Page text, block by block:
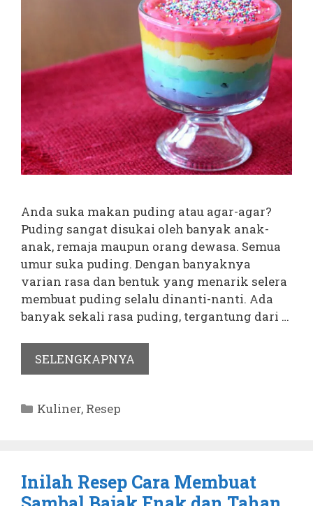
Anda suka makan puding atau agar-agar?
Puding sangat disukai oleh banyak anak-
anak, remaja maupun orang dewasa. Semua
umur suka puding. Dengan banyaknya
varian rasa dan bentuk yang menarik selera
membuat puding selalu dinanti-nanti. Ada
banyak sekali rasa puding, tergantung dari …
SELENGKAPNYA
Kategori
Kuliner, Resep
Inilah Resep Cara Membuat